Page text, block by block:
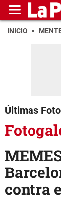
INICIO
Últimas
contra